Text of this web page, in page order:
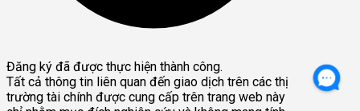
Đăng ký đã được thực hiện thành công.
Tất cả thông tin liên quan đến giao dịch trên các thị
trường tài chính được cung cấp trên trang web này